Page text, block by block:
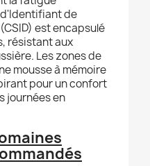
de
est encapsulé
résistant aux
Les zones de
mousse à mémoire
pour un confort
journées en